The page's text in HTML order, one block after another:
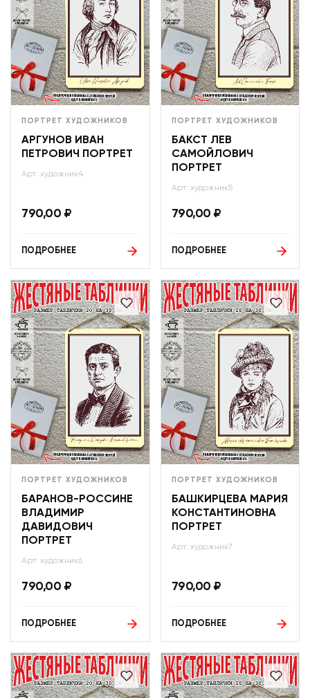
ПОРТРЕТ ХУДОЖНИКОВ
АРГУНОВ ИВАН
ПЕТРОВИЧ ПОРТРЕТ
Арт: художник4
790,00 ₽
ПОДРОБНЕЕ
ПОРТРЕТ ХУДОЖНИКОВ
БАКСТ ЛЕВ
САМОЙЛОВИЧ
ПОРТРЕТ
Арт: художник5
790,00 ₽
ПОДРОБНЕЕ
ПОРТРЕТ ХУДОЖНИКОВ
БАРАНОВ-РОССИНЕ
ВЛАДИМИР
ДАВИДОВИЧ
ПОРТРЕТ
Арт: художник6
790,00 ₽
ПОДРОБНЕЕ
ПОРТРЕТ ХУДОЖНИКОВ
БАШКИРЦЕВА МАРИЯ
КОНСТАНТИНОВНА
ПОРТРЕТ
Арт: художник7
790,00 ₽
ПОДРОБНЕЕ